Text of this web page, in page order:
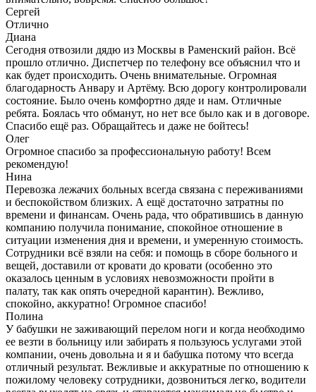
Сергей
Отлично
Диана
Сегодня отвозили дядю из Москвы в Раменский район. Всё
прошло отлично. Диспетчер по телефону все объяснил что и
как будет происходить. Очень внимательные. Огромная
благодарность Анвару и Артёму. Всю дорогу контролировали
состояние. Было очень комфортно дяде и нам. Отличные
ребята. Боялась что обманут, но нет все было как и в договоре.
Спасибо ещё раз. Обращайтесь и даже не бойтесь!
Олег
Огромное спасибо за профессиональную работу! Всем
рекомендую!
Нина
Перевозка лежачих больных всегда связана с переживаниями
и беспокойством близких. А ещё достаточно затратны по
времени и финансам. Очень рада, что обратившись в данную
компанию получила понимание, спокойное отношение в
ситуации изменения дня и времени, и умеренную стоимость.
Сотрудники всё взяли на себя: и помощь в сборе больного и
вещей, доставили от кровати до кровати (особенно это
оказалось ценным в условиях невозможности пройти в
палату, так как опять очередной карантин). Вежливо,
спокойно, аккуратно! Огромное спасибо!
Полина
У бабушки не заживающий перелом ноги и когда необходимо
ее везти в больницу или забирать я пользуюсь услугами этой
компании, очень довольна и я и бабушка потому что всегда
отличный результат. Вежливые и аккуратные по отношению к
пожилому человеку сотрудники, дозвониться легко, водители